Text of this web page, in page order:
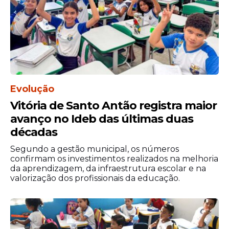
espetáculo. O acordo permitiu a aquisição
de ingressos com desconto, tornando
possível a participação dos alunos em uma
iniciativa de caráter social.
Logística
Para garantir a segurança e o conforto dos
Evolução
Vitória de Santo Antão registra maior
avanço no Ideb das últimas duas
décadas
Segundo a gestão municipal, os números
confirmam os investimentos realizados na melhoria
da aprendizagem, da infraestrutura escolar e na
valorização dos profissionais da educação.